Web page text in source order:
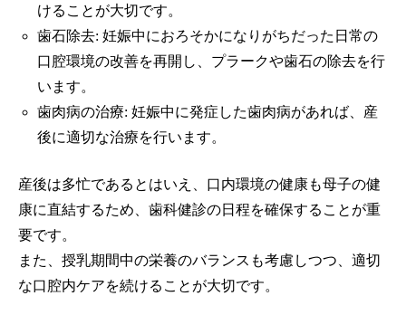
けることが大切です。
歯石除去: 妊娠中におろそかになりがちだった日常の
口腔環境の改善を再開し、プラークや歯石の除去を行
います。
歯肉病の治療: 妊娠中に発症した歯肉病があれば、産
後に適切な治療を行います。
産後は多忙であるとはいえ、口内環境の健康も母子の健
康に直結するため、歯科健診の日程を確保することが重
要です。
また、授乳期間中の栄養のバランスも考慮しつつ、適切
な口腔内ケアを続けることが大切です。